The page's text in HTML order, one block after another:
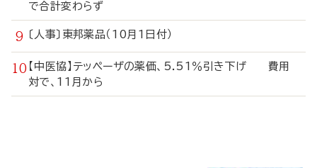
で合計変わらず
〔人事〕東邦薬品（10月1日付）
【中医協】テッペーザの薬価、5.51％引き下げ 費用
対で、11月から